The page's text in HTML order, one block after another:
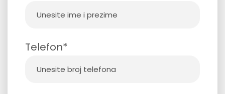
Telefon*